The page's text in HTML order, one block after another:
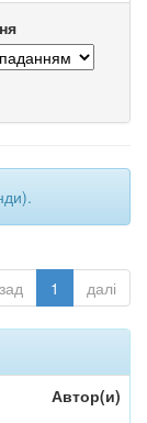
1 далі
Автор(и)